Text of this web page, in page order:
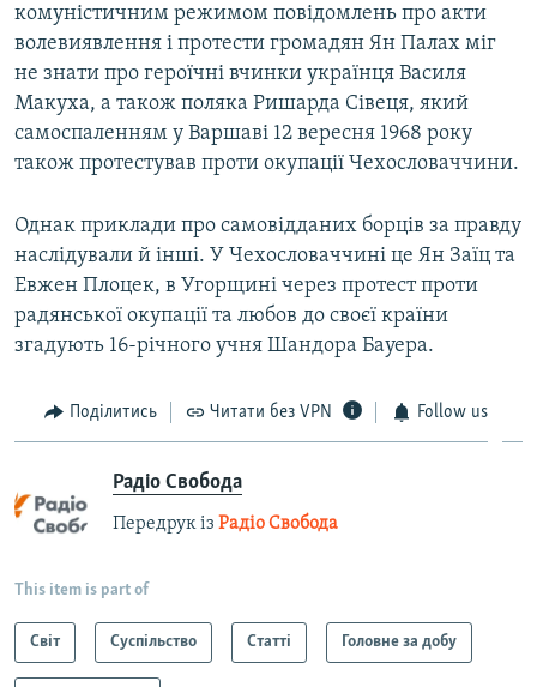
комуністичним режимом повідомлень про акти
волевиявлення і протести громадян Ян Палах міг
не знати про героїчні вчинки українця Василя
Макуха, а також поляка Ришарда Сівеця, який
самоспаленням у Варшаві 12 вересня 1968 року
також протестував проти окупації Чехословаччини.
Однак приклади про самовідданих борців за правду
наслідували й інші. У Чехословаччині це Ян Заїц та
Евжен Плоцек, в Угорщині через протест проти
радянської окупації та любов до своєї країни
згадують 16-річного учня Шандора Бауера.
Поділитись Читати без VPN Follow us
Радіо Свобода
Передрук із Радіо Свобода
This item is part of
Світ Суспільство Статті Головне за добу